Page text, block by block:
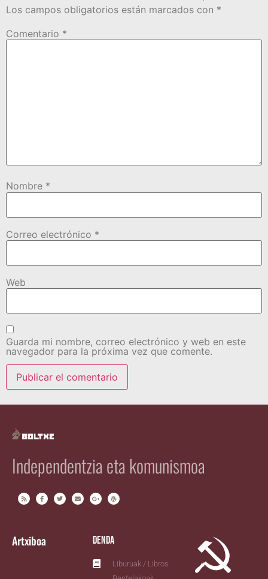
Los campos obligatorios están marcados con *
Comentario *
Nombre *
Correo electrónico *
Web
Guarda mi nombre, correo electrónico y web en este
navegador para la próxima vez que comente.
Independentzia eta komunismoa
Artxiboa Denda
Liburuak / Libros